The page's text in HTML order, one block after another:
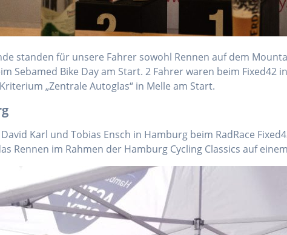
standen für unsere Fahrer sowohl Rennen auf dem
Sebamed Bike Day am Start. 2 Fahrer waren beim
„Zentrale Autoglas“ in Melle am Start.
Karl und Tobias Ensch in Hamburg beim RadRace
Rennen im Rahmen der Hamburg Cycling Classics auf